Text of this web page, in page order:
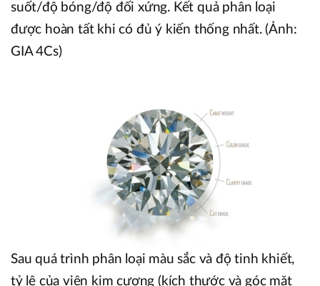
suốt/độ bóng/độ đối xứng. Kết quả phân loại
được hoàn tất khi có đủ ý kiến thống nhất. (Ảnh:
GIA 4Cs)
Sau quá trình phân loại màu sắc và độ tinh khiết,
tỷ lệ của viên kim cương (kích thước và góc mặt